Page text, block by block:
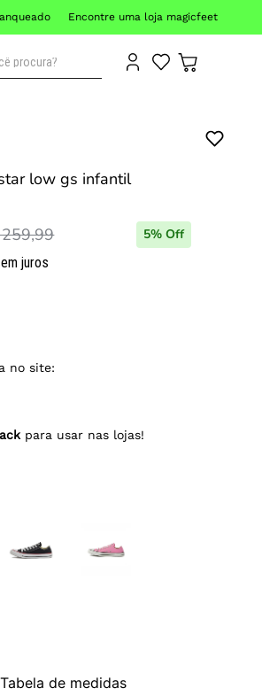
Encontre uma loja magicfeet
procura?
low gs infantil
5% Off
juros
no site:
para usar nas lojas!
Tabela de medidas